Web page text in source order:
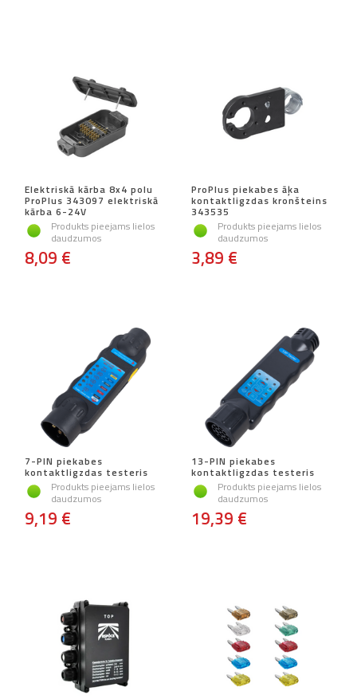
Elektriskā kārba 8x4 polu
ProPlus 343097 elektriskā
kārba 6-24V
Produkts pieejams lielos
daudzumos
8,09 €
ProPlus piekabes āķa
kontaktligzdas kronšteins
343535
Produkts pieejams lielos
daudzumos
3,89 €
7-PIN piekabes
kontaktligzdas testeris
Produkts pieejams lielos
daudzumos
9,19 €
13-PIN piekabes
kontaktligzdas testeris
Produkts pieejams lielos
daudzumos
19,39 €